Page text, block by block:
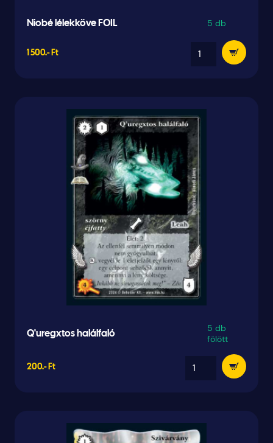
Niobé lélekköve FOIL 5 db
1 500.- Ft
Q'uregxtos halálfaló
5 db
fölött
200.- Ft